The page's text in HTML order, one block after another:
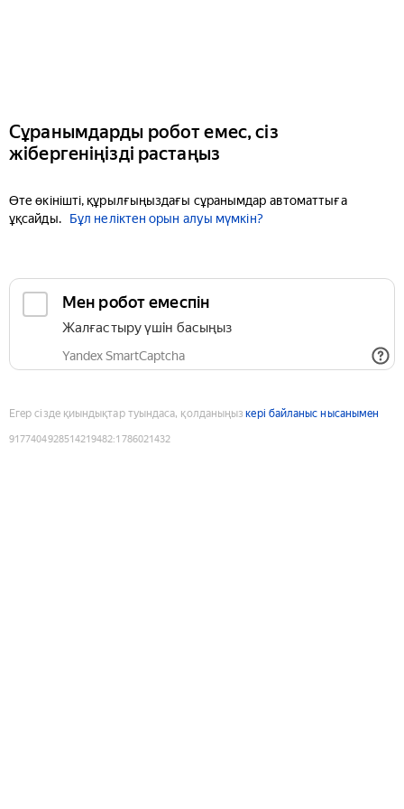
Сұранымдарды робот емес, сіз
жібергеніңізді растаңыз
Өте өкінішті, құрылғыңыздағы сұранымдар автоматтыға
ұқсайды.
Бұл неліктен орын алуы мүмкін?
Мен робот емеспін
Жалғастыру үшін басыңыз
Yandex SmartCaptcha
Егер сізде қиындықтар туындаса, қолданыңыз кері байланыс нысанымен
9177404928514219482:1786021432